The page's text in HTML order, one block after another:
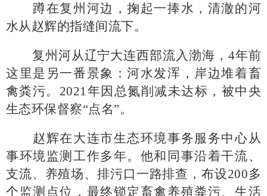
蹲在复州河边，掬起一捧水，清澈的河
水从赵辉的指缝间流下。
复州河从辽宁大连西部流入渤海， 4年前
这里是另一番景象：河水发浑，岸边堆着畜
禽粪污。2021年因总氮削减未达标，被中央
生态环保督察“点名”。
赵辉在大连市生态环境事务服务中心从
事环境监测工作多年。他和同事沿着干流、
支流、养殖场、排污口一路排查，布设200多
个监测点位，最终锁定畜禽养殖粪污、生活